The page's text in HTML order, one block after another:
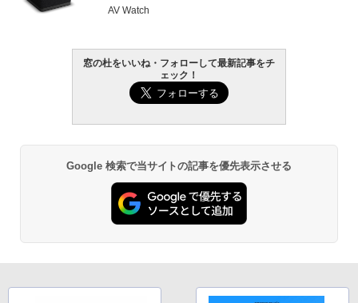
AV Watch
窓の杜をいいね・フォローして最新記事をチ
ェック！
Google 検索で当サイトの記事を優先表示させる